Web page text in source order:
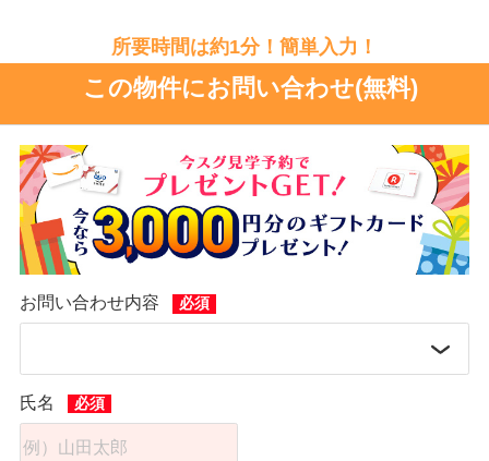
省エネ給湯器 外構設備
建物20年長期保証 住宅設備機器長期保証
所要時間は約1分！簡単入力！
この物件にお問い合わせ(無料)
お問い合わせ内容
氏名